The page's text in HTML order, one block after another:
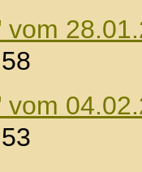
vom
vom